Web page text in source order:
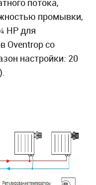
потока,
промывки,
НР для
Oventrop со
настройки: 20